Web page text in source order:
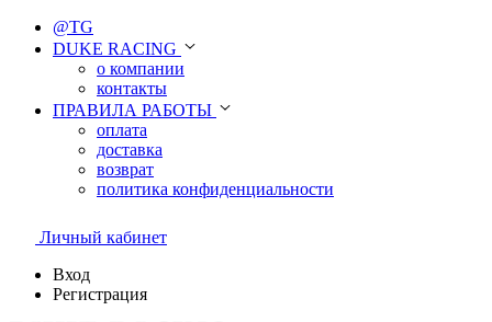
@TG
DUKE RACING
о компании
контакты
ПРАВИЛА РАБОТЫ
оплата
доставка
возврат
политика конфиденциальности
Личный кабинет
Вход
Регистрация